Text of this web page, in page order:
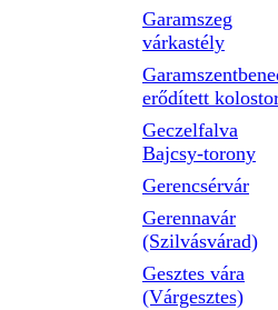
Garamszeg
várkastély
erődített
Geczelfalva
Bajcsy-torony
Gerencsérvár
Gerennavár
(Szilvásvárad)
Gesztes vára
(Várgesztes)